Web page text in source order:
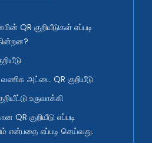
QR குறியீடுகள் எப்படி
அட்டை QR குறியீடு
உருவாக்கி
QR குறியீடு எப்படி
என்பதை எப்படி செய்வது.